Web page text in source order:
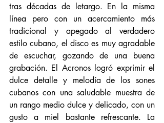
tras décadas de letargo. En la misma
línea pero con un acercamiento más
tradicional y apegado al verdadero
estilo cubano, el disco es muy agradable
de escuchar, gozando de una buena
grabación. El Acronos logró exprimir el
dulce detalle y melodía de los sones
cubanos con una saludable muestra de
un rango medio dulce y delicado, con un
gusto a miel bastante refrescante. La